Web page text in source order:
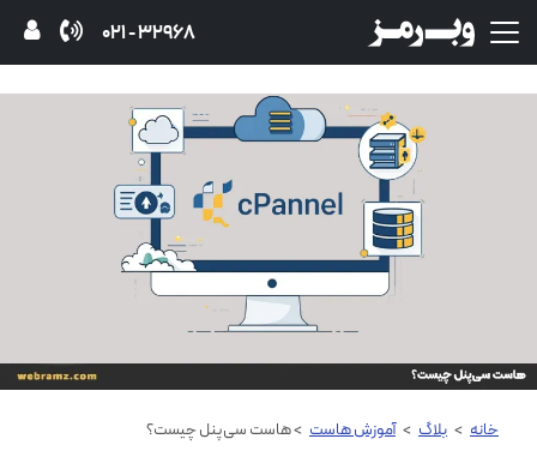
32968 - 021
خانه > بلاگ > آموزش هاست > هاست سی‌پنل چیست؟